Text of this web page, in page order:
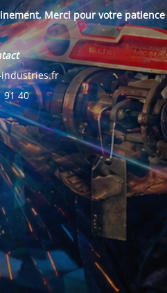
Merci pour votre patience
91 40